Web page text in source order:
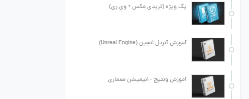
پک ویژه (تریدی مکس + وی ری)
آموزش آنریل انجین (Unreal Engine)
آموزش ونتیج - انیمیشن معماری